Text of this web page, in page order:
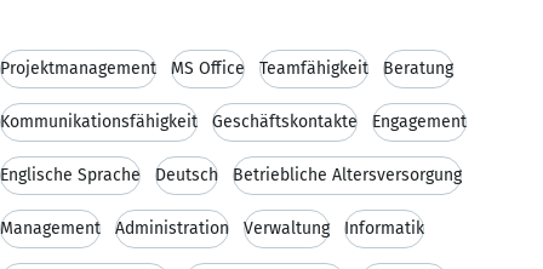
Projektmanagement MS Office Teamfähigkeit Beratung
Kommunikationsfähigkeit Geschäftskontakte Engagement
Englische Sprache Deutsch Betriebliche Altersversorgung
Management Administration Verwaltung Informatik